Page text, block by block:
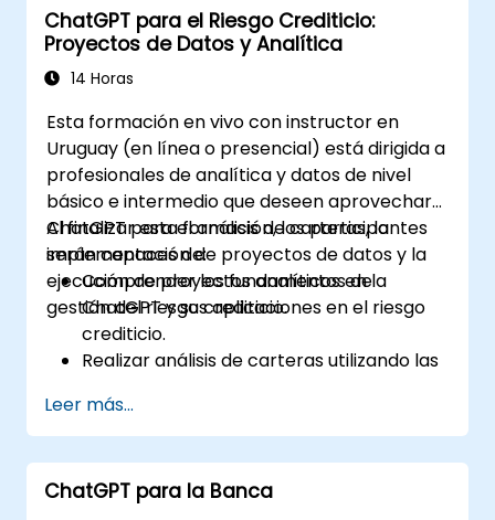
Desarrollar e implementar scripts de
automatización personalizados.
Supervisar y gestionar los sistemas del
inteligencia artificial (IA).
ChatGPT para el Riesgo Crediticio:
Proyectos de Datos y Analítica
14 Horas
Esta formación en vivo con instructor en
Uruguay (en línea o presencial) está dirigida a
profesionales de analítica y datos de nivel
básico e intermedio que deseen aprovechar
ChatGPT para el análisis de carteras, la
implementación de proyectos de datos y la
ejecución de proyectos analíticos en la
gestión del riesgo crediticio.
Al finalizar esta formación, los participantes
serán capaces de:
Comprender los fundamentos de
ChatGPT y sus aplicaciones en el riesgo
crediticio.
Realizar análisis de carteras utilizando las
ChatGPT.
Implementar proyectos de datos y
analítica con la asistencia de ChatGPT.
Optimizar los procesos de toma de
Leer más...
ChatGPT para la Banca